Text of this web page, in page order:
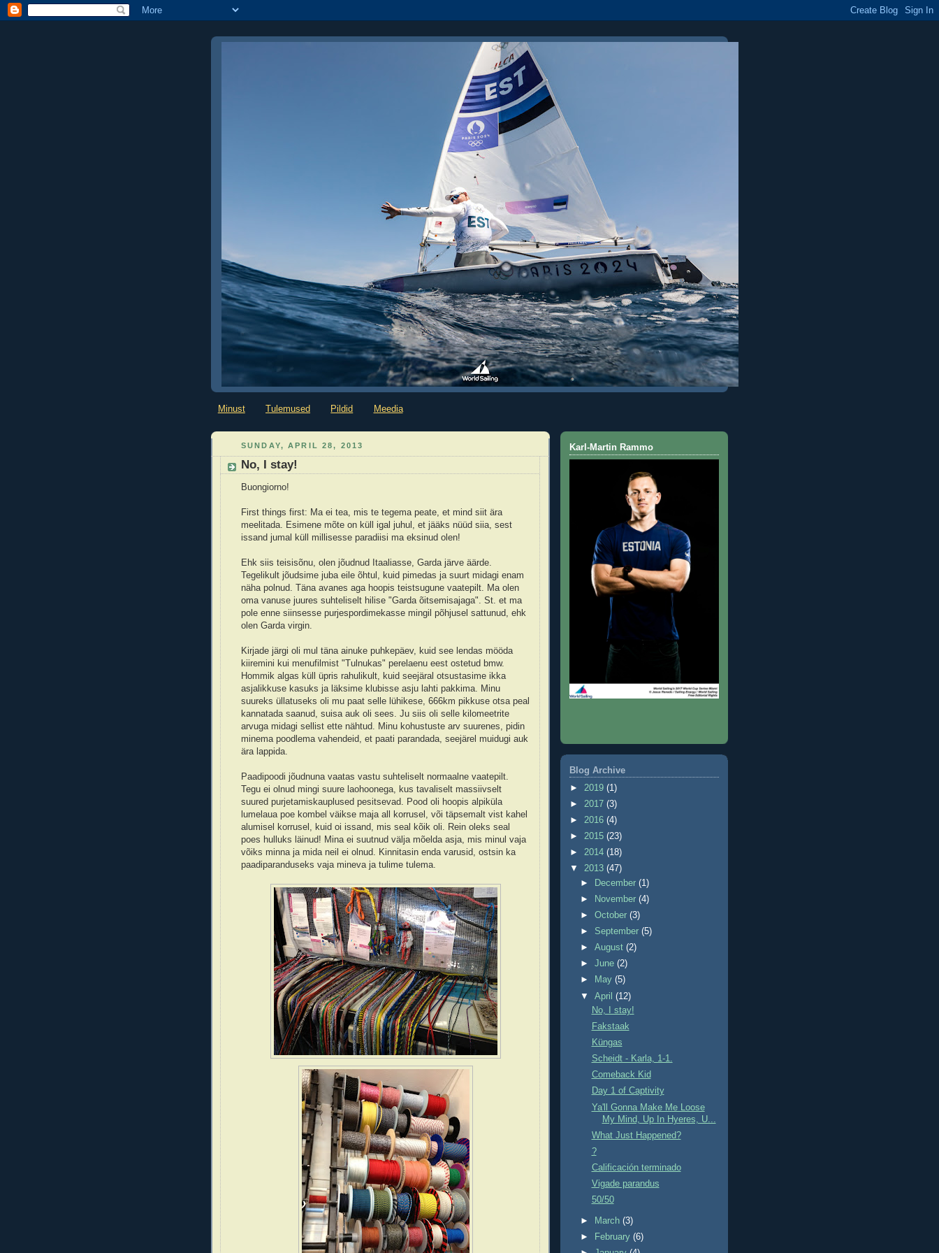
Minust Tulemused Pildid Meedia
SUNDAY, APRIL 28, 2013
No, I stay!
Buongiorno!
First things first: Ma ei tea, mis te tegema peate, et mind siit ära
meelitada. Esimene mõte on küll igal juhul, et jääks nüüd siia, sest
issand jumal küll millisesse paradiisi ma eksinud olen!
Ehk siis teisisõnu, olen jõudnud Itaaliasse, Garda järve äärde.
Tegelikult jõudsime juba eile õhtul, kuid pimedas ja suurt midagi enam
näha polnud. Täna avanes aga hoopis teistsugune vaatepilt. Ma olen
oma vanuse juures suhteliselt hilise "Garda õitsemisajaga". St. et ma
pole enne siinsesse purjespordimekasse mingil põhjusel sattunud, ehk
olen Garda virgin.
Kirjade järgi oli mul täna ainuke puhkepäev, kuid see lendas mööda
kiiremini kui menufilmist "Tulnukas" perelaenu eest ostetud bmw.
Hommik algas küll üpris rahulikult, kuid seejäral otsustasime ikka
asjalikkuse kasuks ja läksime klubisse asju lahti pakkima. Minu
suureks üllatuseks oli mu paat selle lühikese, 666km pikkuse otsa peal
kannatada saanud, suisa auk oli sees. Ju siis oli selle kilomeetrite
arvuga midagi sellist ette nähtud. Minu kohustuste arv suurenes, pidin
minema poodlema vahendeid, et paati parandada, seejärel muidugi auk
ära lappida.
Paadipoodi jõudnuna vaatas vastu suhteliselt normaalne vaatepilt.
Tegu ei olnud mingi suure laohoonega, kus tavaliselt massiivselt
suured purjetamiskauplused pesitsevad. Pood oli hoopis alpiküla
lumelaua poe kombel väikse maja all korrusel, või täpsemalt vist kahel
alumisel korrusel, kuid oi issand, mis seal kõik oli. Rein oleks seal
poes hulluks läinud! Mina ei suutnud välja mõelda asja, mis minul vaja
võiks minna ja mida neil ei olnud. Kinnitasin enda varusid, ostsin ka
paadiparanduseks vaja mineva ja tulime tulema.
Karl-Martin Rammo
Blog Archive
► 2019 (1)
► 2017 (3)
► 2016 (4)
► 2015 (23)
► 2014 (18)
▼ 2013 (47)
►
December(1)
►
November(4)
►October(3)
► September(5)
►August(2)
►June(2)
►
May(5)
▼April(12)
No, I stay!
Fakstaak
Küngas
Scheidt - Karla, 1-1.
Comeback Kid
Day 1 of Captivity
Ya'll Gonna Make Me Loose
My Mind, Up In Hyeres, U...
What Just Happened?
?
Calificación terminado
Vigade parandus
50/50
► March(3)
►
February(6)